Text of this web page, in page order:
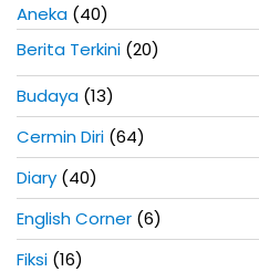
Aneka (40)
Berita Terkini (20)
Budaya (13)
Cermin Diri (64)
Diary (40)
English Corner (6)
Fiksi (16)